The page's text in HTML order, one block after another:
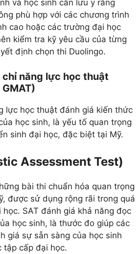
và học sinh cần lưu ý rằng
phù hợp với các chương trình
cao hoặc các trường đại học
kiểm tra kỹ yêu cầu của từng
định chọn thi Duolingo.
chỉ năng lực học thuật
GMAT)
lực học thuật đánh giá kiến thức
học sinh, là yếu tố quan trọng
sinh đại học, đặc biệt tại Mỹ.
Assessment Test)
bài thi chuẩn hóa quan trọng
được sử dụng rộng rãi trong quá
SAT đánh giá khả năng đọc
học sinh, là thước đo giúp các
giá sự sẵn sàng của học sinh
tập cấp đại học.